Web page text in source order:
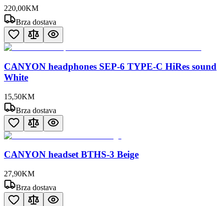
220,00KM
Brza dostava
CANYON headphones SEP-6 TYPE-C HiRes sound
White
15,50KM
Brza dostava
CANYON headset BTHS-3 Beige
27,90KM
Brza dostava